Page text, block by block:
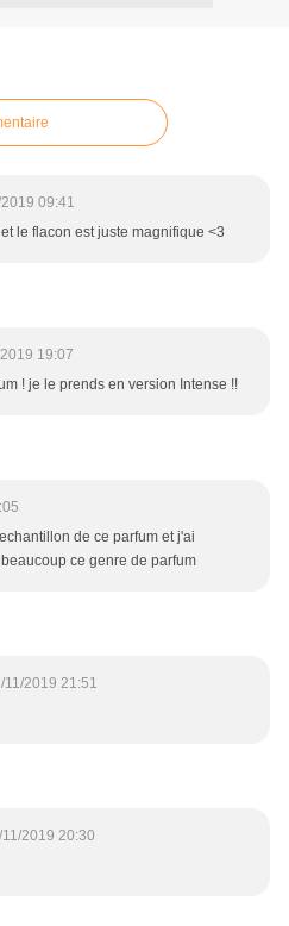
09:41
le flacon est juste magnifique <3
19:07
! je le prends en version Intense !!
de ce parfum et j'ai
ce genre de parfum
11/2019 21:51
2019 20:30